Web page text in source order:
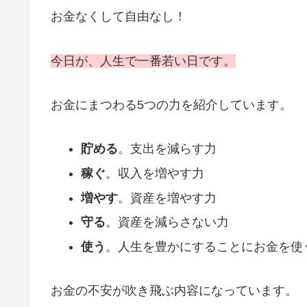
お金なくして自由なし！
今日が、人生で一番若い日です。
お金にまつわる5つの力を紹介しています。
貯める。支出を減らす力
稼ぐ。収入を増やす力
増やす。資産を増やす力
守る。資産を減らさない力
使う 。人生を豊かにすることにお金を使
お金の不安が吹き飛ぶ内容になっています。